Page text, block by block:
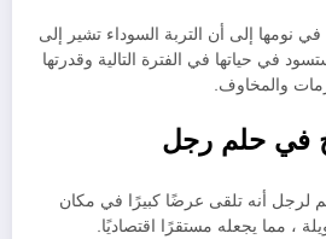
نومها إلى أن التربة السوداء تشير إلى
في حياتها في الفترة التالية وقدرتها
والمخاوف.
في حلم رجل
لرجل أنه تلقى عرضًا كبيرًا في مكان
، مما يجعله مستقرًا اقتصاديًا.